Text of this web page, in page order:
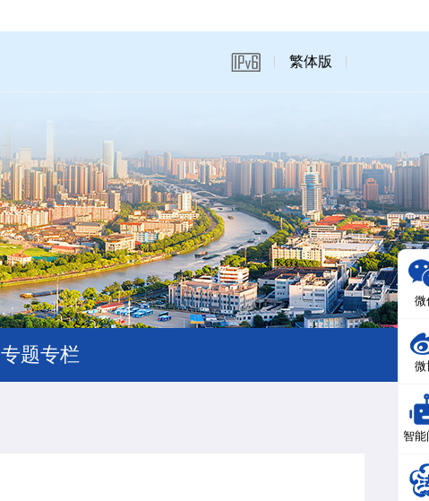
繁体版
专题专栏
微
微
智能